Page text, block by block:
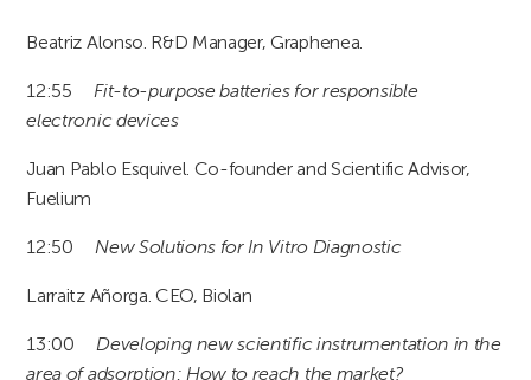
Beatriz Alonso. R&D Manager, Graphenea.
12:55 Fit-to-purpose batteries for responsible
electronic devices
Juan Pablo Esquivel. Co-founder and Scientific Advisor,
Fuelium
12:50 New Solutions for In Vitro Diagnostic
Larraitz Añorga. CEO, Biolan
13:00 Developing new scientific instrumentation in the
area of adsorption: How to reach the market?